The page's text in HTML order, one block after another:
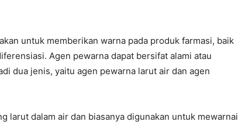
untuk memberikan warna pada produk farmasi, baik
Agen pewarna dapat bersifat alami atau
dua jenis, yaitu agen pewarna larut air dan agen
larut dalam air dan biasanya digunakan untuk mewarnai